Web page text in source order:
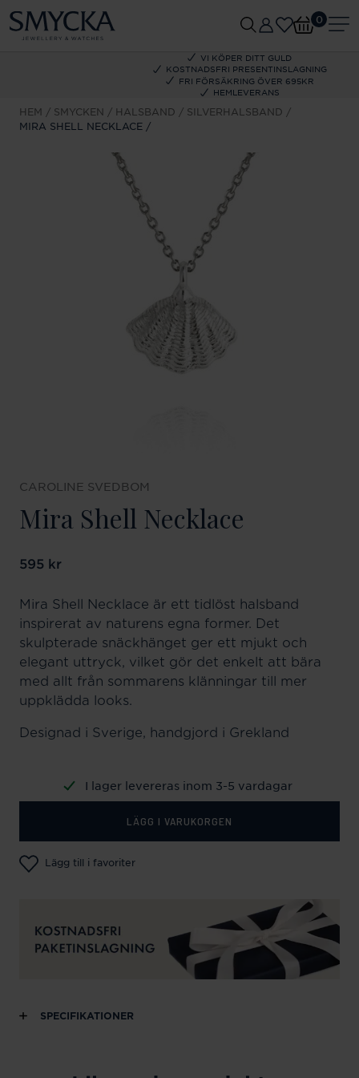
VI KÖPER DITT GULD
KOSTNADSFRI PRESENTINSLAGNING
FRI FÖRSÄKRING ÖVER 695KR
HEMLEVERANS
0
HEM SMYCKEN HALSBAND
SILVERHALSBAND
MIRA SHELL NECKLACE
CAROLINE SVEDBOM
Mira Shell Necklace
Pris :595 kr
595 kr
Mira Shell Necklace är ett tidlöst halsband
inspirerat av naturens egna former. Det
skulpterade snäckhänget ger ett mjukt och
elegant uttryck, vilket gör det enkelt att bära
med allt från sommarens klänningar till mer
uppklädda looks.
Designad i Sverige, handgjord i Grekland
I lager levereras inom 3-5 vardagar
LÄGG I VARUKORGEN
Lägg till i favoriter
SPECIFIKATIONER